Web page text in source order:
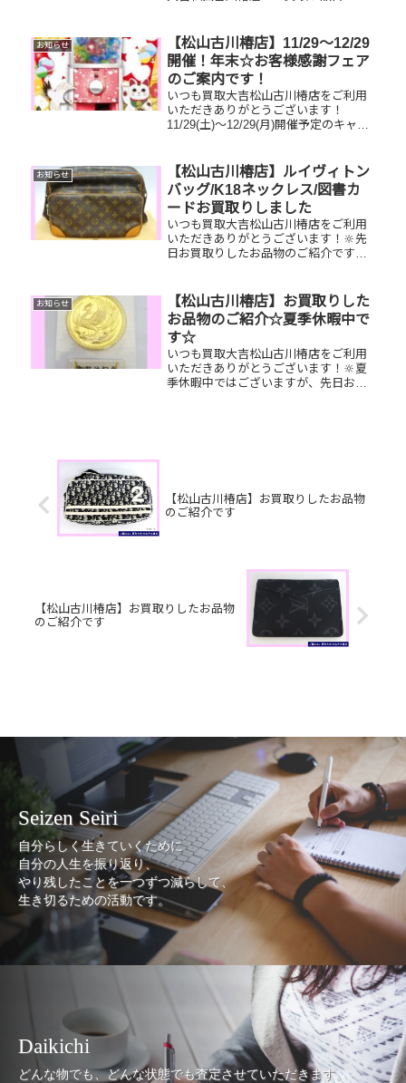
断られたものや、片手でお持ちいただ
けるものならお買取りできるお品が...
お知らせ
【松山古川椿店】11/29～12/29
開催！年末☆お客様感謝フェア
のご案内です！
いつも買取大吉松山古川椿店をご利用
いただきありがとうございます！
11/29(土)～12/29(月)開催予定のキャン
を開催いたします！🥰11,500円以上ご
成約のお客様限定で...
お知らせ
【松山古川椿店】ルイヴィトン
バッグ/K18ネックレス/図書カ
ードお買取りしました
いつも買取大吉松山古川椿店をご利用
いただきありがとうございます！🔆先
日お買取りしたお品物のご紹介です。
お品物はございませんか？ぜひ買取大
吉松山古川椿店にお査定させ...
お知らせ
【松山古川椿店】お買取りした
お品物のご紹介☆夏季休暇中で
す☆
いつも買取大吉松山古川椿店をご利用
いただきありがとうございます！🔆夏
季休暇中ではございますが、先日お買
【松山古川椿店】お買取りしたお品物
のご紹介です
【松山古川椿店】お買取りしたお品物
のご紹介です
Seizen Seiri
自分らしく生きていくために
自分の人生を振り返り、
やり残したことを一つずつ減らして、
生き切るための活動です。
Daikichi
どんな物でも、どんな状態でも査定させていただきます。